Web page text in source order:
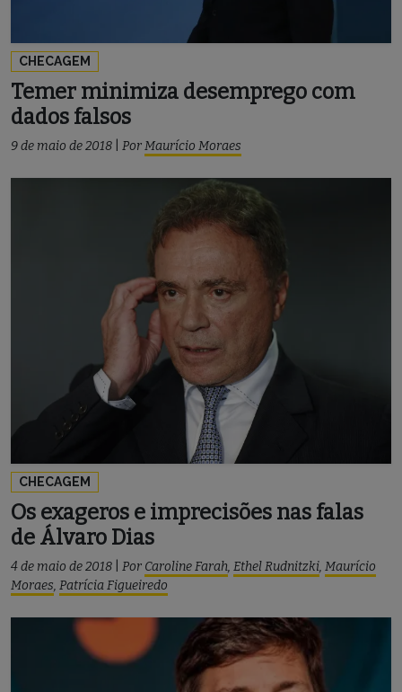
CHECAGEM
Temer minimiza desemprego com
dados falsos
9 de maio de 2018 PorMaurício Moraes
CHECAGEM
Os exageros e imprecisões nas falas
de Álvaro Dias
4 de maio de 2018 Por Caroline Farah, Ethel Rudnitzki, Maurício
Moraes, Patrícia Figueiredo